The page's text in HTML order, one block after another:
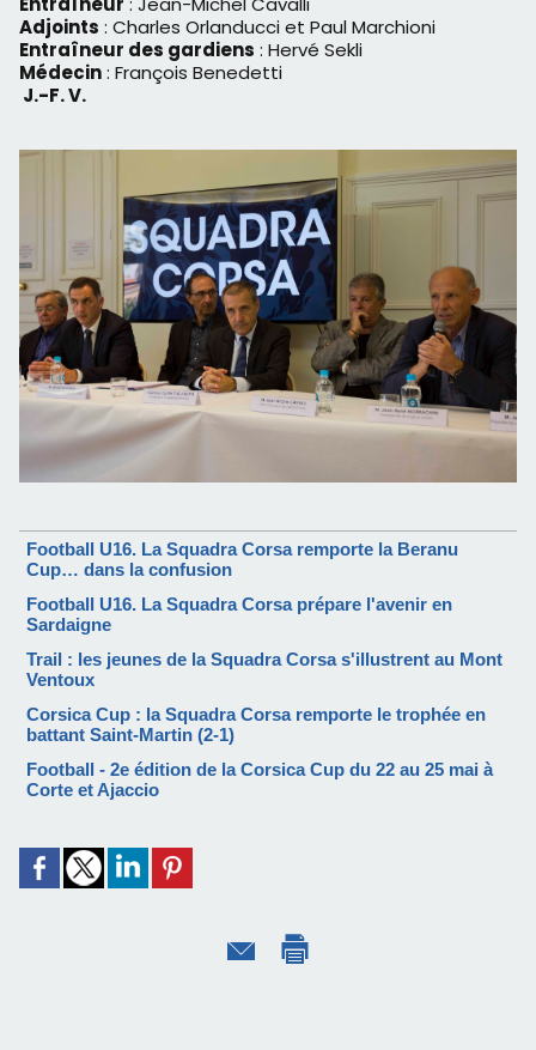
Adjoints : Charles Orlanducci et Paul Marchioni
Entraîneur des gardiens : Hervé Sekli
Médecin: François Benedetti
J.-F. V.
Football U16. La Squadra Corsa remporte la Beranu
Cup… dans la confusion
Football U16. La Squadra Corsa prépare l'avenir en
Sardaigne
Trail : les jeunes de la Squadra Corsa s'illustrent au Mont
Ventoux
Corsica Cup : ​la Squadra Corsa remporte le trophée en
battant Saint-Martin (2-1)
Football - 2e édition de la Corsica Cup du 22 au 25 mai à
Corte et Ajaccio